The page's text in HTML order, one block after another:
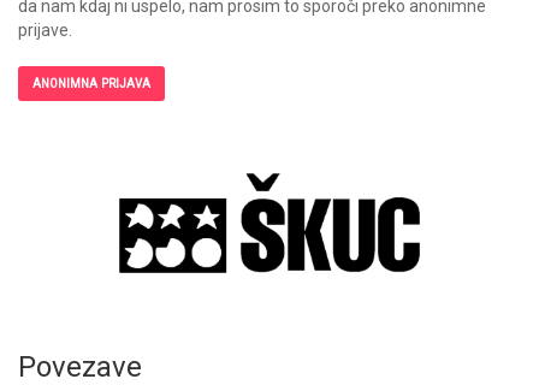
da nam kdaj ni uspelo, nam prosim to sporoči preko anonimne
prijave.
ANONIMNA PRIJAVA
Povezave